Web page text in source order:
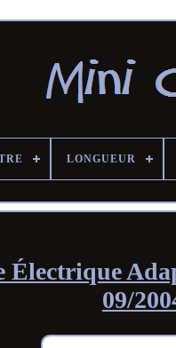
LONGUEUR
Électrique
09/